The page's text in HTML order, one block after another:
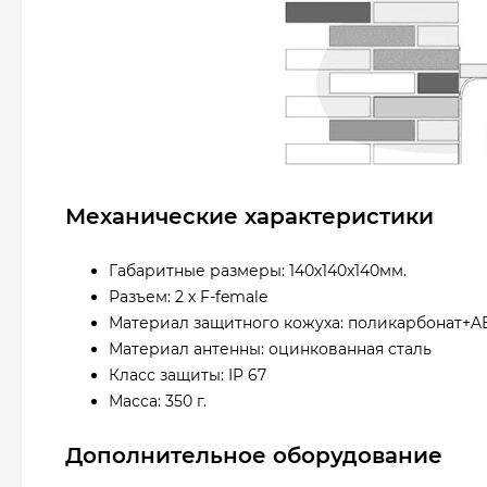
Механические характеристики
Габаритные размеры: 140х140х140мм.
Разъем: 2 х F-female
Материал защитного кожуха:
Материал антенны: оцинкованная сталь
Класс защиты: IP 67
Масса: 350 г.
Дополнительное оборудование